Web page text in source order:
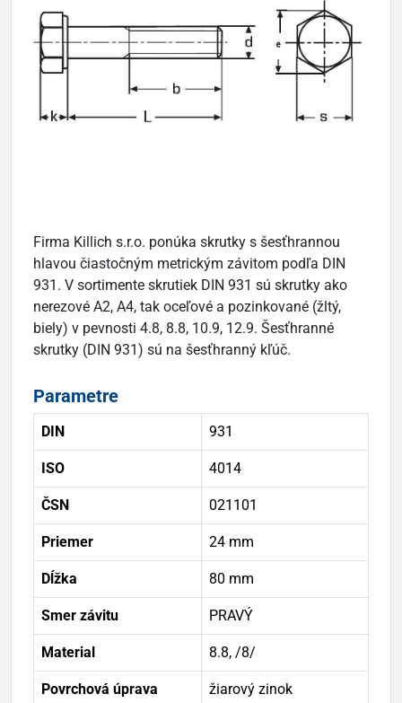
Firma Killich s.r.o. ponúka skrutky s šesťhrannou
hlavou čiastočným metrickým závitom podľa DIN
931. V sortimente skrutiek DIN 931 sú skrutky ako
nerezové A2, A4, tak oceľové a pozinkované (žltý,
biely) v pevnosti 4.8, 8.8, 10.9, 12.9. Šesťhranné
skrutky (DIN 931) sú na šesťhranný kľúč.
Parametre
DIN 931
ISO 4014
ČSN 021101
Priemer 24 mm
Dĺžka 80 mm
Smer závitu PRAVÝ
Material 8.8, /8/
Povrchová úprava žiarový zinok